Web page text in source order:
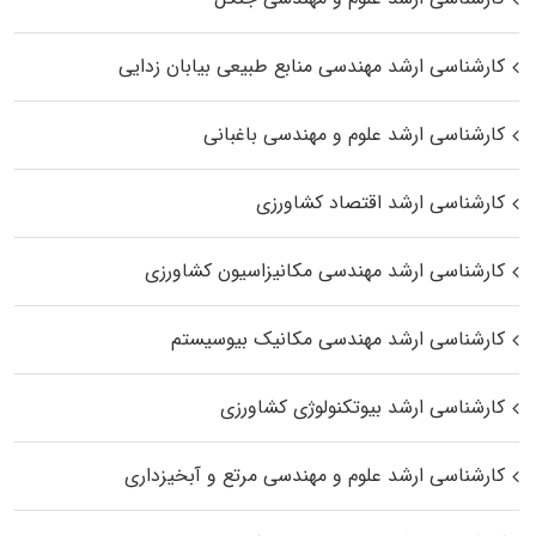
کارشناسی ارشد مهندسی منابع طبیعی بیابان زدایی
کارشناسی ارشد علوم و مهندسی باغبانی
کارشناسی ارشد اقتصاد کشاورزی
کارشناسی ارشد مهندسی مکانیزاسیون کشاورزی
کارشناسی ارشد مهندسی مکانیک بیوسیستم
کارشناسی ارشد بیوتکنولوژی کشاورزی
کارشناسی ارشد علوم و مهندسی مرتع و آبخیزداری